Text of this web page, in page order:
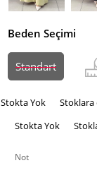
Beden Seçimi
Standart
Stokta Yok
Stoklara
Stokta Yok
Not